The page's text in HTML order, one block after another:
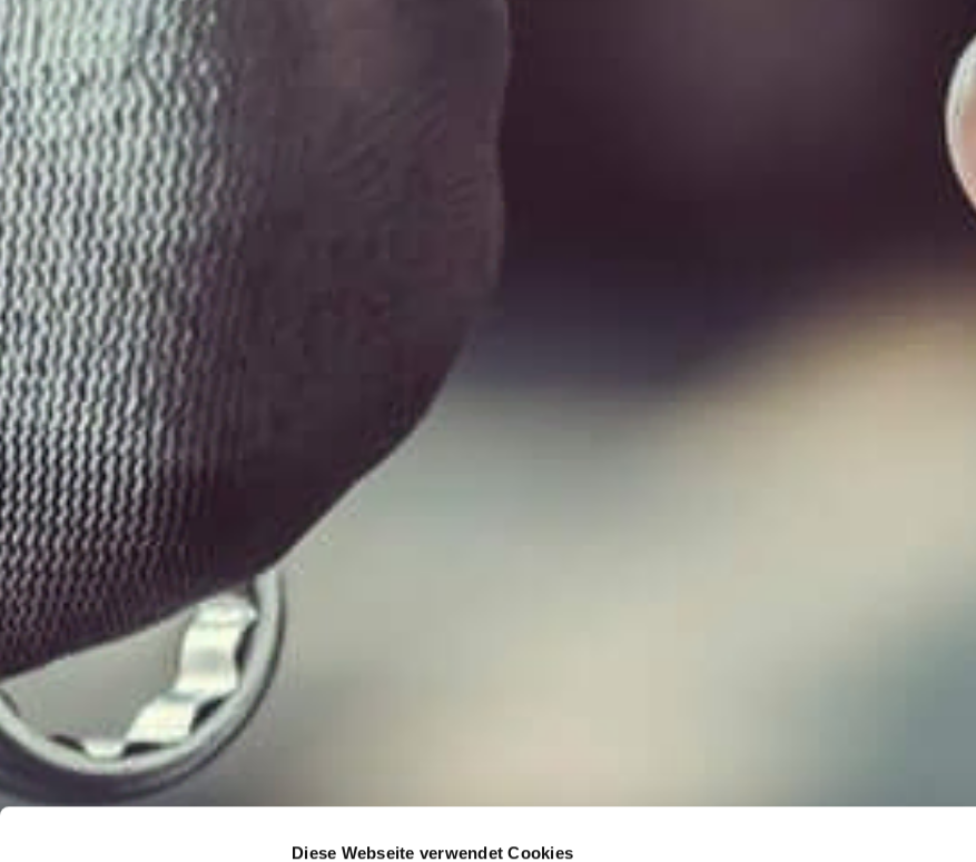
Diese Webseite verwendet Cookies